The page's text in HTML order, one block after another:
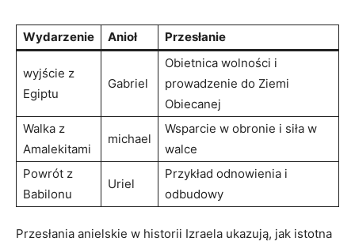
Wydarzenie Anioł Przesłanie
wyjście z
Egiptu
Gabriel
Obietnica wolności i
prowadzenie do Ziemi
Obiecanej
Walka z
Amalekitami
michael
Wsparcie w obronie i siła w
walce
Powrót z
Babilonu
Uriel
Przykład odnowienia i
odbudowy
Przesłania anielskie w historii Izraela ukazują, jak istotna